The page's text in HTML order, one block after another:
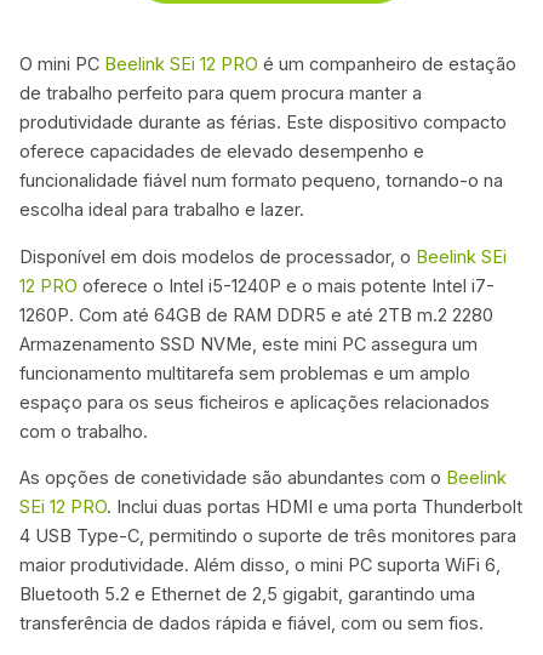
O mini PC Beelink SEi 12 PRO é um companheiro de estação
de trabalho perfeito para quem procura manter a
produtividade durante as férias. Este dispositivo compacto
oferece capacidades de elevado desempenho e
funcionalidade fiável num formato pequeno, tornando-o na
escolha ideal para trabalho e lazer.
Disponível em dois modelos de processador, o Beelink SEi
12 PRO oferece o Intel i5-1240P e o mais potente Intel i7-
1260P. Com até 64GB de RAM DDR5 e até 2TB m.2 2280
Armazenamento SSD NVMe, este mini PC assegura um
funcionamento multitarefa sem problemas e um amplo
espaço para os seus ficheiros e aplicações relacionados
com o trabalho.
As opções de conetividade são abundantes com o Beelink
SEi 12 PRO. Inclui duas portas HDMI e uma porta Thunderbolt
4 USB Type-C, permitindo o suporte de três monitores para
maior produtividade. Além disso, o mini PC suporta WiFi 6,
Bluetooth 5.2 e Ethernet de 2,5 gigabit, garantindo uma
transferência de dados rápida e fiável, com ou sem fios.